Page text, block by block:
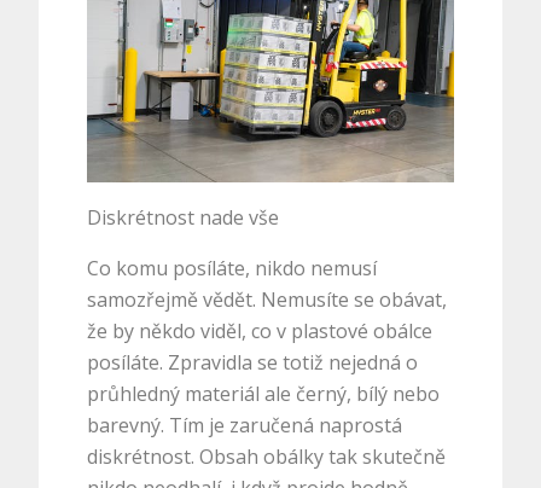
Diskrétnost nade vše
Co komu posíláte, nikdo nemusí
samozřejmě vědět. Nemusíte se obávat,
že by někdo viděl, co v plastové obálce
posíláte. Zpravidla se totiž nejedná o
průhledný materiál ale černý, bílý nebo
barevný. Tím je zaručená naprostá
diskrétnost. Obsah obálky tak skutečně